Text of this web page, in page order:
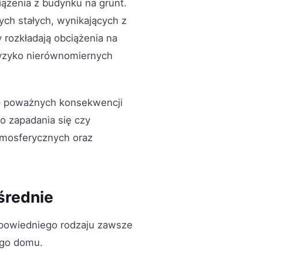
z budynku na grunt.
stałych, wynikających z
obciążenia na
nierównomiernych
konsekwencji
zapadania się czy
oraz
rodzaju zawsze
domu.